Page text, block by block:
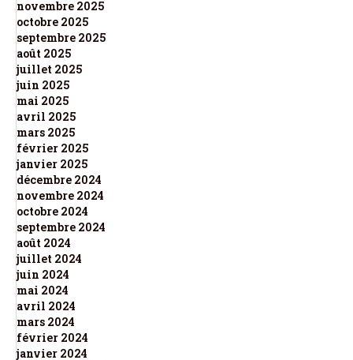
novembre 2025
octobre 2025
septembre 2025
août 2025
juillet 2025
juin 2025
mai 2025
avril 2025
mars 2025
février 2025
janvier 2025
décembre 2024
novembre 2024
octobre 2024
septembre 2024
août 2024
juillet 2024
juin 2024
mai 2024
avril 2024
mars 2024
février 2024
janvier 2024